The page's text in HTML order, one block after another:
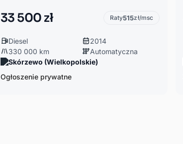
33 500 zł Raty515zł/msc
Diesel
2014
330 000 km
Automatyczna
Skórzewo (Wielkopolskie)
Ogłoszenie prywatne